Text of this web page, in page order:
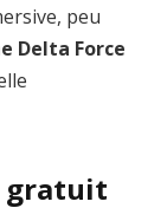
peu
Delta Force
gratuit